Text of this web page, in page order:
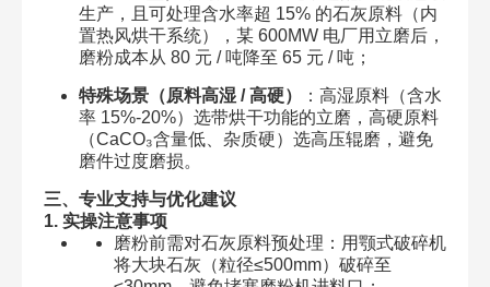
生产，且可处理含水率超 15% 的石灰原料（内
置热风烘干系统），某 600MW 电厂用立磨后，
磨粉成本从 80 元 / 吨降至 65 元 / 吨；
特殊场景（原料高湿 / 高硬）
：高湿原料（含水
率 15%-20%）选带烘干功能的立磨，高硬原料
（CaCO₃含量低、杂质硬）选高压辊磨，避免
磨件过度磨损。
三、专业支持与优化建议
1. 实操注意事项
磨粉前需对石灰原料预处理：用颚式破碎机
将大块石灰（粒径≤500mm）破碎至